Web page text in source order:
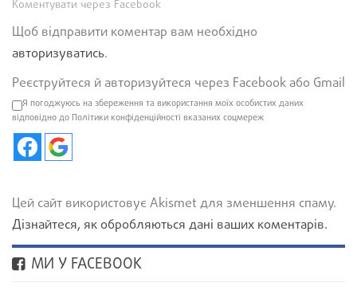
Коментувати через Facebook
Щоб відправити коментар вам необхідно
авторизуватись.
Реєструйтеся й авторизуйтеся через Facebook або Gmail
Я погоджуюсь на збереження та використання моїх особистих даних
відповідно до Політики конфіденційності вказаних соцмереж
Цей сайт використовує Akismet для зменшення спаму.
Дізнайтеся, як обробляються дані ваших коментарів.
МИ У FACEBOOK